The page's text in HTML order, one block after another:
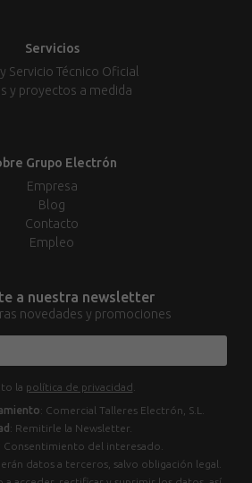
Servicios
Servicio Técnico Oficial
y proyectos a medida
Grupo Electrón
Empresa
Blog
Contacto
Empleo
a nuestra newsletter
novedades y promociones
la política de privacidad
: Comercial Talleres Electrón, S.L.
: Remitirle la Newsletter.
: Consentimiento del interesado.
datos a terceros, salvo obligación legal.